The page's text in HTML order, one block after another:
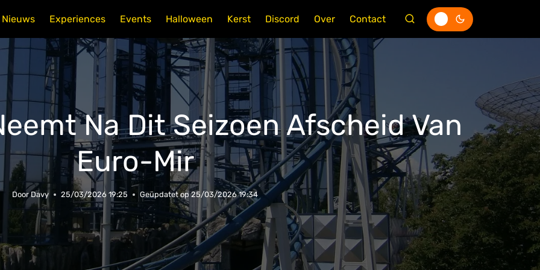
Nieuws Experiences Events Halloween Kerst Discord Over Contact
Na Dit Seizoen Afscheid Van
Euro-Mir
Door Davy 25/03/2026 19:25 Geüpdatet op 25/03/2026 19:34